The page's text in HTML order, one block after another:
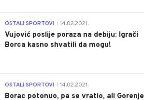
OSTALI SPORTOVI 14.02.2021.
Vujović poslije poraza na debiju: Igrači
Borca kasno shvatili da mogu!
OSTALI SPORTOVI 14.02.2021.
Borac potonuo, pa se vratio, ali Gorenje